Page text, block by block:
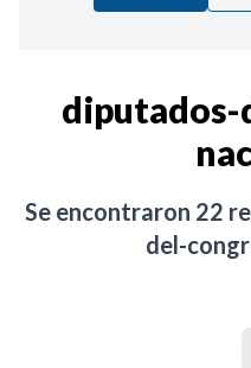
diputados-
Se encontraron 22
del-